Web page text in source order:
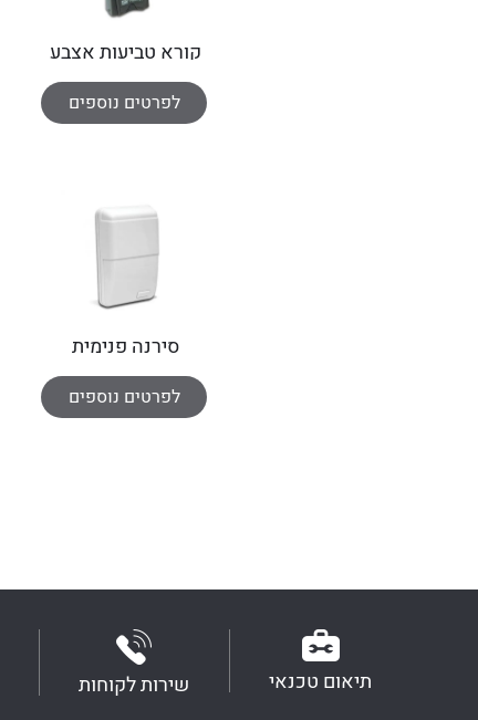
קורא טביעות אצבע
לפרטים נוספים
סירנה פנימית
אלחוטית
לפרטים נוספים
תיאום טכנאי שירות לקוחות